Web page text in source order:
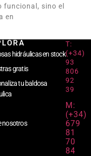
funcional, sino el
en
hidráulicas en stock
gratis
tu baldosa
nosotros
T:
(+34)
93
806
92
39
M:
(+34)
679
81
70
84